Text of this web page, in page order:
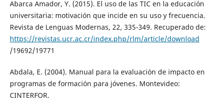
Abarca Amador, Y. (2015). El uso de las TIC en la educación
universitaria: motivación que incide en su uso y frecuencia.
Revista de Lenguas Modernas, 22, 335-349. Recuperado de:
https://revistas.ucr.ac.cr/index.php/rlm/article/download
/19692/19771
Abdala, E. (2004). Manual para la evaluación de impacto en
programas de formación para jóvenes. Montevideo:
CINTERFOR.